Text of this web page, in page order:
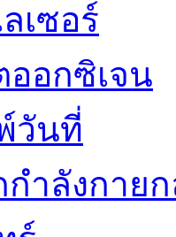
เซอร์
ออกซิเจน
วันที่
กำลังกาย